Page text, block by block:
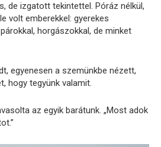
de izgatott tekintettel. Póráz nélkül,
volt emberekkel: gyerekes
horgászokkal, de minket
egyenesen a szemünkbe nézett,
hogy tegyünk valamit.
az egyik barátunk. „Most adok